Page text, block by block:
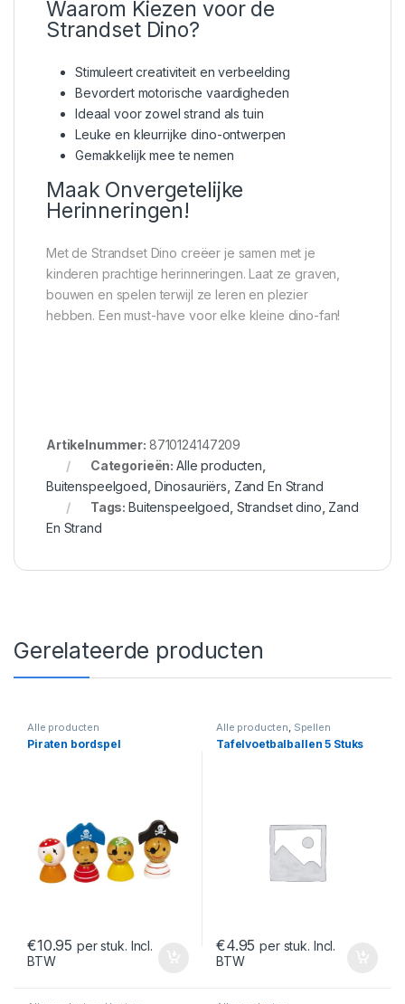
Waarom Kiezen voor de
Strandset Dino?
Stimuleert creativiteit en verbeelding
Bevordert motorische vaardigheden
Ideaal voor zowel strand als tuin
Leuke en kleurrijke dino-ontwerpen
Gemakkelijk mee te nemen
Maak Onvergetelijke
Herinneringen!
Met de Strandset Dino creëer je samen met je
kinderen prachtige herinneringen. Laat ze graven,
bouwen en spelen terwijl ze leren en plezier
hebben. Een must-have voor elke kleine dino-fan!
Artikelnummer: 8710124147209
Categorieën:Alle producten
Buitenspeelgoed Dinosauriërs Zand En Strand
Tags:Buitenspeelgoed Strandset dino Zand
En Strand
Gerelateerde producten
Alle producten
Piraten bordspel
€10.95 per stuk. Incl.
BTW
Alle producten, Spellen
Tafelvoetbalballen 5 Stuks
€4.95 per stuk. Incl.
BTW